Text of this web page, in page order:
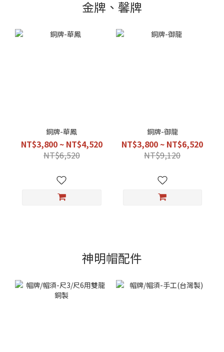
金牌、馨牌
銅牌-華鳳
NT$3,800 ~ NT$4,520
NT$6,520
銅牌-御龍
NT$3,800 ~ NT$6,520
NT$9,120
神明帽配件